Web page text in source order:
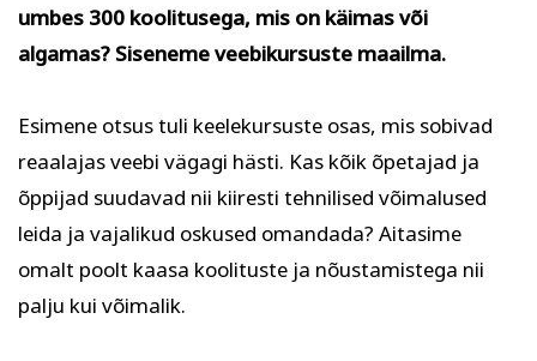
Tekstiil ja käsitöö Tervis ja ilu
umbes 300 koolitusega, mis on käimas või
algamas? Siseneme veebikursuste maailma.
Esimene otsus tuli keelekursuste osas, mis sobivad
reaalajas veebi vägagi hästi. Kas kõik õpetajad ja
õppijad suudavad nii kiiresti tehnilised võimalused
leida ja vajalikud oskused omandada? Aitasime
omalt poolt kaasa koolituste ja nõustamistega nii
palju kui võimalik.